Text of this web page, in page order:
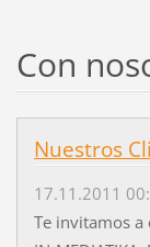
Con
Nuestros
17.11.2011
Te invitamos a